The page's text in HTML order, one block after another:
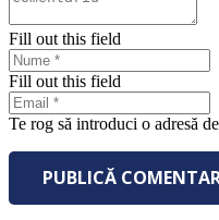
Fill out this field
Fill out this field
Te rog să introduci o adresă
PUBLICĂ